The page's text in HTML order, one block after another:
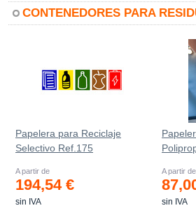
CONTENEDORES PARA
Papelera para Reciclaje
Selectivo Ref.175
A partir de
194,54 €
sin IVA
A partir de
sin IVA